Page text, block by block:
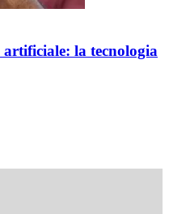
la tecnologia